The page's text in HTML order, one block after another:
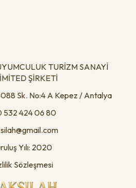
TURİZM SANAYİ
ŞİRKETİ
Sk. No:4 A Kepez / Antalya
532 424 06 80
Yılı: 2020
Sözleşmesi